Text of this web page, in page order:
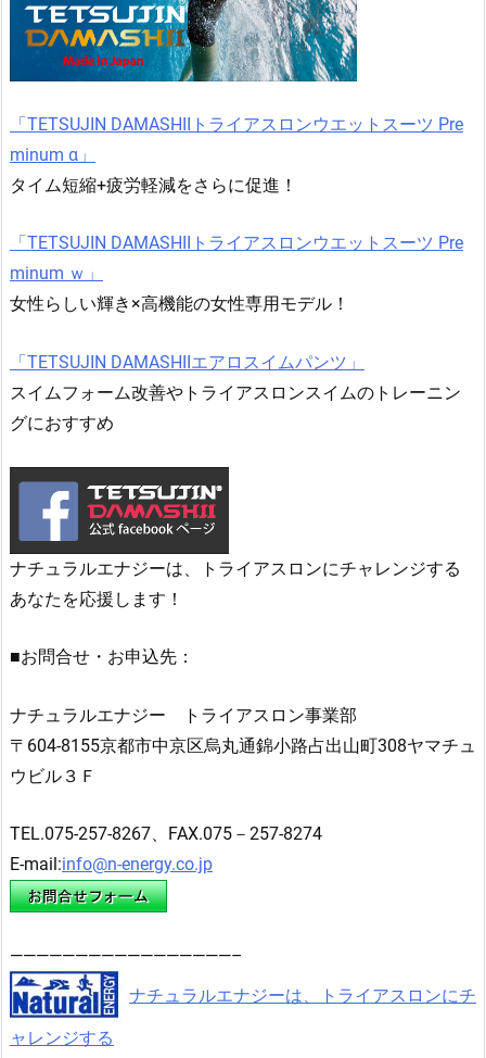
「TETSUJIN DAMASHIIトライアスロンウエットスーツ Pre
minum α」
タイム短縮+疲労軽減をさらに促進！
「TETSUJIN DAMASHIIトライアスロンウエットスーツ Pre
minum ｗ」
女性らしい輝き×高機能の女性専用モデル！
「TETSUJIN DAMASHIIエアロスイムパンツ」
スイムフォーム改善やトライアスロンスイムのトレーニン
グにおすすめ
ナチュラルエナジーは、トライアスロンにチャレンジする
あなたを応援します！
■お問合せ・お申込先：
ナチュラルエナジー トライアスロン事業部
〒604-8155京都市中京区烏丸通錦小路占出山町308ヤマチュ
ウビル３Ｆ
TEL.075-257-8267、FAX.075－257-8274
E-mail:info@n-energy.co.jp
—————————————————–
ナチュラルエナジーは、トライアスロンにチ
ャレンジする